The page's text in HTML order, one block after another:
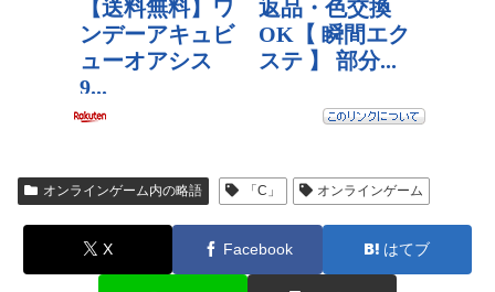
オンラインゲーム内の略語 「C」 オンラインゲーム
X Facebook はてブ